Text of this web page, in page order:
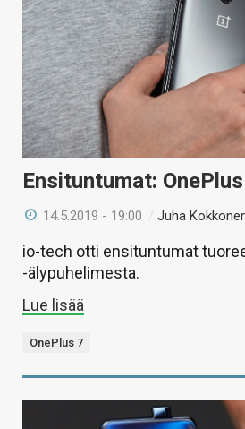
Ensituntumat:
14.5.2019 - 19:00 /Juha
io-tech otti ensituntumat
-älypuhelimesta.
Lue lisää
OnePlus 7